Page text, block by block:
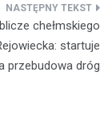
chełmskiego
startuje
przebudowa dróg